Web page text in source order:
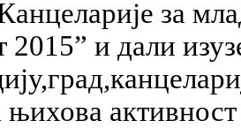
за
2015” и дали